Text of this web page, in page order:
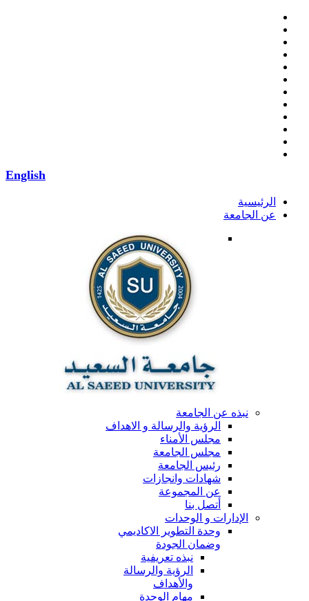
English
الرئيسية
عن الجامعة
نبذه عن الجامعة
الرؤية والرسالة و الاهداف
مجلس الأمناء
مجلس الجامعة
رئيس الجامعة
شهادات وانجازات
عن المجموعة
أتصل بنا
الإدارات و الوحدات
وحدة التطوير الاكاديمي
وضمان الجودة
نبذه تعريفية
الرؤية والرسالة
والأهداف
مهام الوحدة